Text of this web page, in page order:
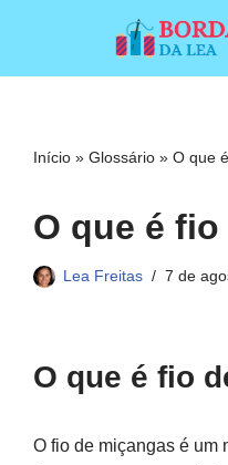
conteúdo
Início » Glossário » O que
O que é
Lea Freitas 7 de
O que é fio
O fio de miçangas é um